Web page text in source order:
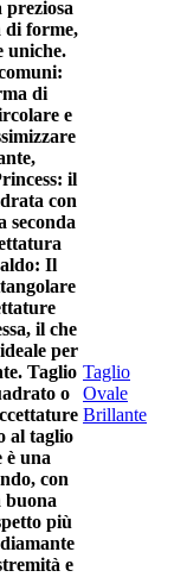
di forme,
uniche.
di
e
il
con
seconda
Il
il che
per
Taglio
o
al taglio
è una
con
buona
più
e
Taglio
Ovale
Brillante